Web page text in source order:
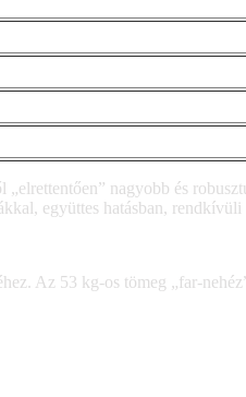
nagyobb és
együttes hatásban, rendkívüli
Az 53 kg-os tömeg „far-